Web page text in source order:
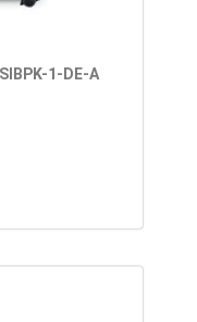
1-DE-A